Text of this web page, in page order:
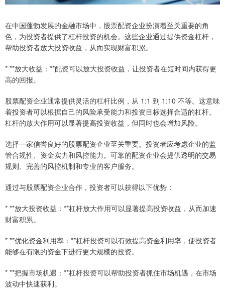
在中国蓬勃发展的金融市场中，股票配资企业扮演着至关重要的角
色，为投资者提供了杠杆投资的机会。这些企业通过提供资金杠杆，
帮助投资者放大投资收益，从而实现财富积累。
* **放大收益：**配资可以放大投资收益，让投资者在短时间内获得更
高的回报。
股票配资企业通常提供灵活的杠杆比例，从 1:1 到 1:10 不等。这意味
着投资者可以根据自己的风险承受能力和投资目标选择合适的杠杆。
杠杆的放大作用可以显著提高投资收益，但同时也会增加风险。
选择一家信誉良好的股票配资企业至关重要。投资者应考虑企业的监
管合规性、资金实力和风控能力。可靠的配资企业会提供透明的交易
规则、完善的风控机制和专业的客户服务。
通过与股票配资企业合作，投资者可以获得以下优势：
* **放大投资收益：**杠杆放大作用可以显著提高投资收益，从而加速
财富积累。
* **优化资金利用率：**杠杆投资可以有效提高资金利用率，使投资者
能够在有限的资金下进行更大规模的投资。
* **把握市场机遇：**杠杆投资可以帮助投资者抓住市场机遇，在市场
波动中快速获利。